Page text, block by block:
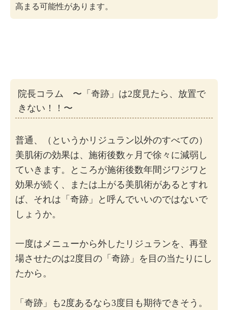
高まる可能性があります。
院長コラム 〜「奇跡」は2度見たら、放置で
きない！！〜
普通、（というかリジュラン以外のすべての）
美肌術の効果は、施術後数ヶ月で徐々に減弱し
ていきます。ところが施術後数年間ジワジワと
効果が続く、または上がる美肌術があるとすれ
ば、それは「奇跡」と呼んでいいのではないで
しょうか。
一度はメニューから外したリジュランを、再登
場させたのは2度目の「奇跡」を目の当たりにし
たから。
「奇跡」も2度あるなら3度目も期待できそう。